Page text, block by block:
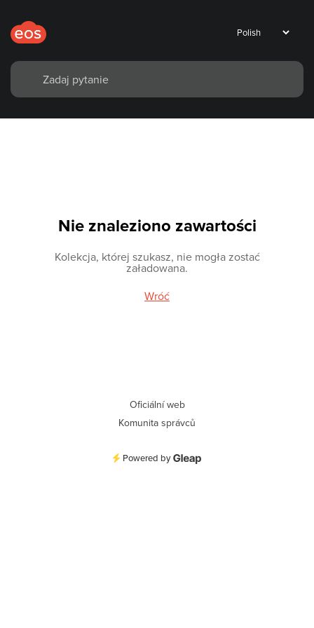
Nie znaleziono zawartości
Kolekcja, której szukasz, nie mogła zostać
załadowana.
Wróć
Oficiální web
Komunita správců
Powered by